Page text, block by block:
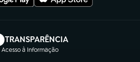
TRANSPARÊNCIA
Acesso à Informação
(abre em nova aba)